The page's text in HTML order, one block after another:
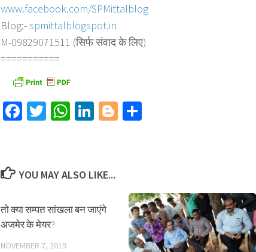
www.facebook.com/SPMittalblog
Blog:-spmittalblogspot.in
M-09829071511 (सिर्फ संवाद के लिए)
===========
Facebook
TwitterWhatsApp
LinkedIn
Blogger
YOU MAY ALSO LIKE...
तो क्या सम्पत सांखला बन जाएंगे
अजमेर के मेयर?
NOVEMBER 7, 2019